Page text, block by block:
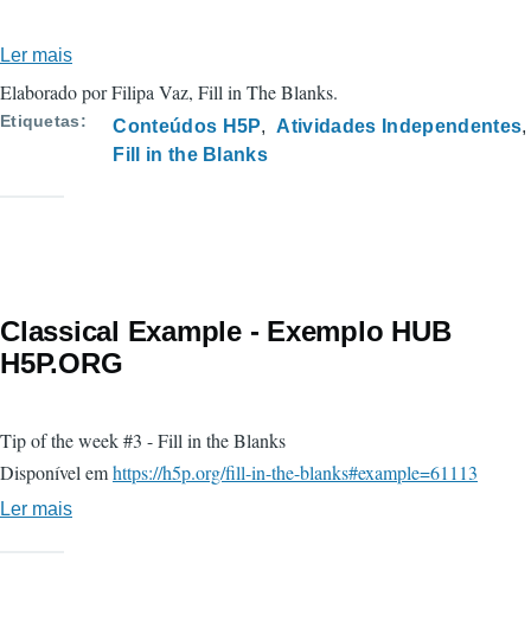
Ler mais
Os
elementos
intervenientes
Elaborado por Filipa Vaz, Fill in The Blanks.
Etiquetas Conteúdos H5P
Atividades Independentes
Fill in the Blanks
Classical Example - Exemplo HUB
H5P.ORG
Tip of the week #3 - Fill in the Blanks
Disponível emhttps://h5p.org/fill-in-the-blanks#example=61113
Ler mais